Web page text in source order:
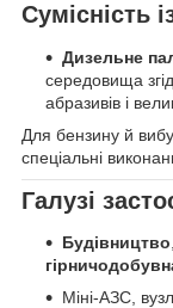
Сумісність
Дизельне
середовища
абразивів і
Для бензину й
спеціальні
Галузі
Будівництво,
Міні-АЗС,